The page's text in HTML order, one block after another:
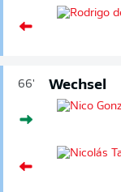
66' Wechsel